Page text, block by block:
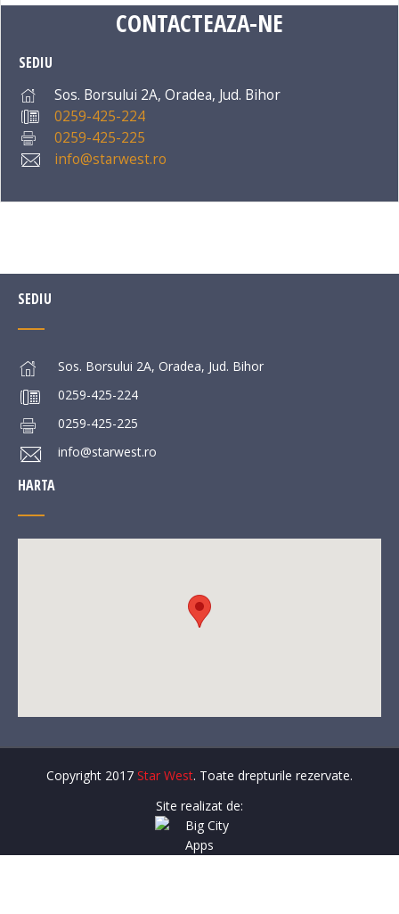
CONTACTEAZA-NE
SEDIU
Sos. Borsului 2A, Oradea, Jud. Bihor
0259-425-224
0259-425-225
info@starwest.ro
SEDIU
Sos. Borsului 2A, Oradea, Jud. Bihor
0259-425-224
0259-425-225
info@starwest.ro
HARTA
Copyright 2017 Star West. Toate drepturile rezervate.
Site realizat de: